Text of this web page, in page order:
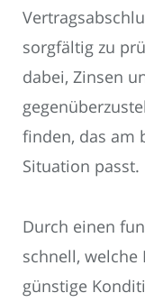
sorgfältig zu
dabei, Zinsen
finden, das am
Situation passt.
Durch einen
schnell,
günstige